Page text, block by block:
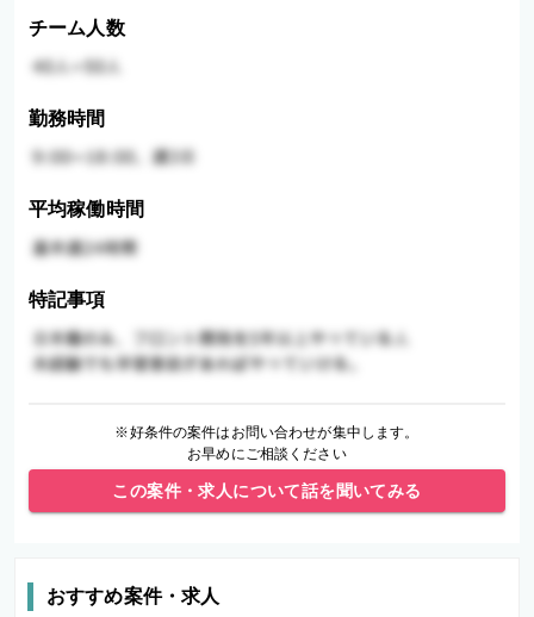
チーム人数
勤務時間
平均稼働時間
特記事項
※好条件の案件はお問い合わせが集中します。
お早めにご相談ください
この案件・求人について話を聞いてみる
おすすめ案件・求人